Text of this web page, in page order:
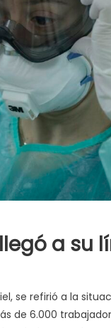
a su
se refirió a la
de 6.000